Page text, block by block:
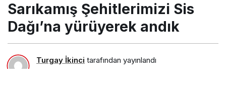
Sarıkamış Şehitlerimizi Sis
Dağı’na yürüyerek andık
Turgay İkinci tarafından yayınlandı